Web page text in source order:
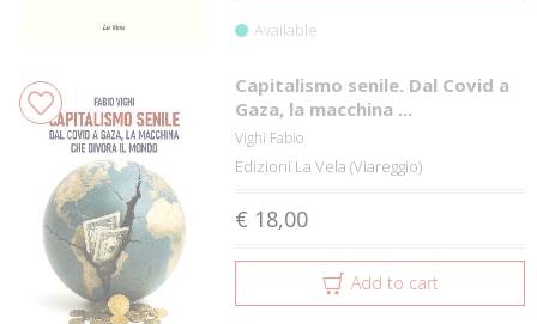
Available
Capitalismo senile. Dal Covid a
Gaza, la macchina ...
Vighi Fabio
Edizioni La Vela (Viareggio)
€ 18,00
Add to cart